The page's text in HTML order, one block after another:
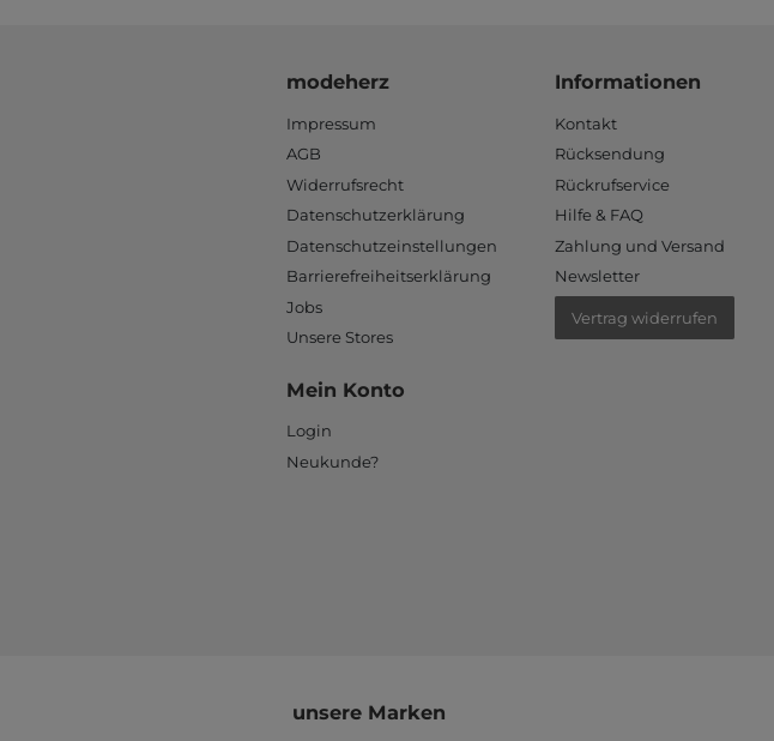
modeherz
Impressum
AGB
Widerrufsrecht
Datenschutzerklärung
Datenschutzeinstellungen
Barrierefreiheitserklärung
Jobs
Unsere Stores
Mein Konto
Login
Neukunde?
Informationen
Kontakt
Rücksendung
Rückrufservice
Hilfe & FAQ
Zahlung und Versand
Newsletter
Vertrag widerrufen
unsere Marken